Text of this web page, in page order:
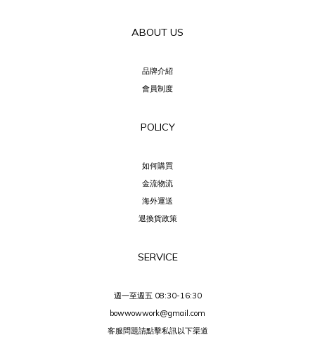
ABOUT US
品牌介紹
會員制度
POLICY
如何購買
金流物流
海外運送
退換貨政策
SERVICE
週一至週五 08:30-16:30
bowwowwork@gmail.com
客服問題請點擊私訊以下渠道